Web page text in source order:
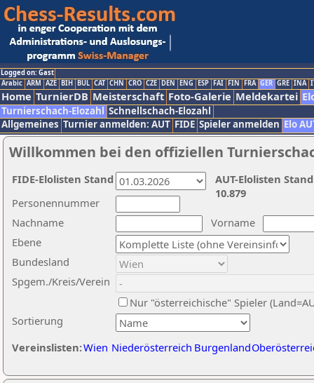
Logged on: Gast
Arabic ARM AZE BIH BUL CAT CHN CRO CZE DEN ENG ESP FAI FIN FRA GER GRE INA
Home TurnierDB Meisterschaft Foto-Galerie Meldekartei
Turnierschach-Elozahl Schnellschach-Elozahl
Allgemeines Turnier anmelden: AUT FIDE Spieler anmelden Elo
Willkommen bei den offiziellen
Nachname
Vorname
Ebene
Sortierung
Personennummer
Bundesland
Spgem./Kreis/Verein
Nur "österreichische" Spieler
Vereinslisten:Wien Niederösterreich Burgenland
AUT-Elolisten
10.879
FIDE-Elolisten Stand